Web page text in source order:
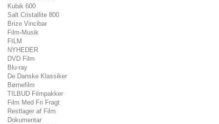
Kubik 600
Salt Cristallite 800
Brize Vincibar
Film-Musik
FILM
NYHEDER
DVD Film
Blu-ray
De Danske Klassiker
Børnefilm
TILBUD Filmpakker
Film Med Fri Fragt
Restlager af Film
Dokumentar